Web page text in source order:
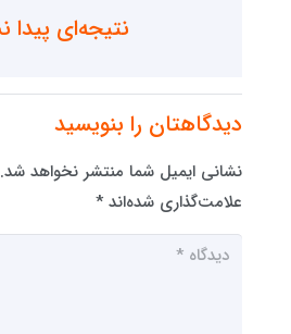
نتیجه‌ای پیدا
دیدگاهتان را بنویسید
نشانی ایمیل شما منتشر نخواهد شد.
علامت‌گذاری شده‌اند *